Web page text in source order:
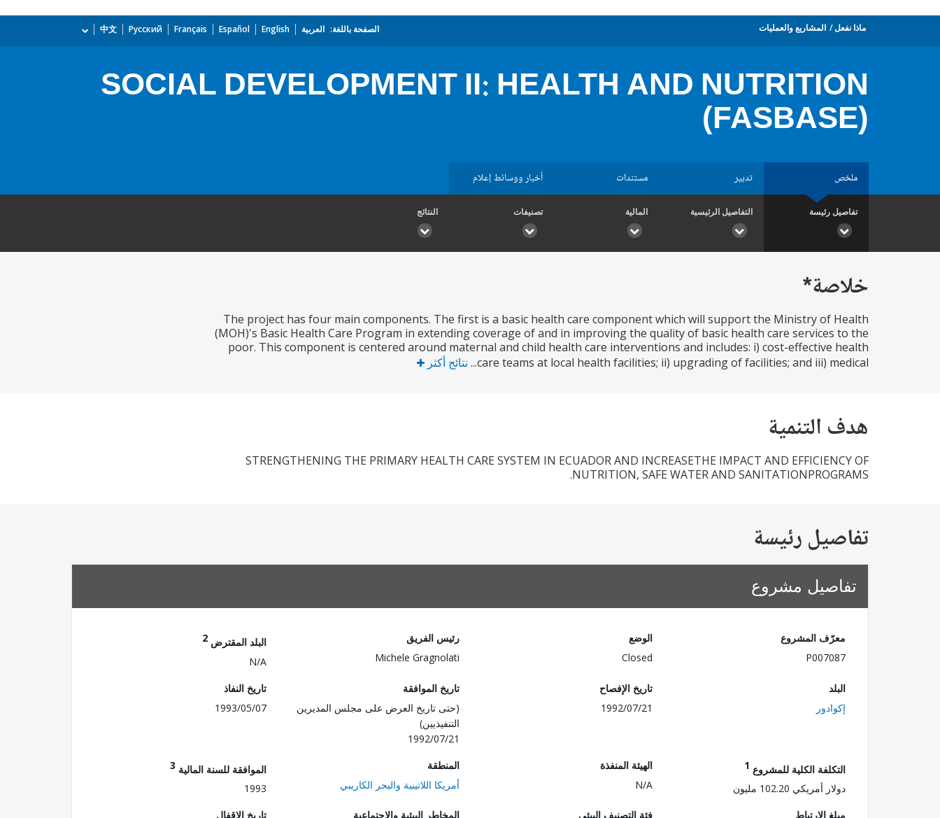
ماذا نفعل المشاريع والعمليات الصفحة باللغة: العربية English
Español
Français
Русский
中文
SOCIAL DEVELOPMENT II: HEALTH AND NUTRITION
(FASBASE)
ملخص تدبير مستندات أخبار ووسائط إعلام
تفاصيل رئيسة التفاصيل الرئيسية المالية تصنيفات النتائج
خلاصة*
The project has four main components. The first is a basic health care component which will support the Ministry of Health
(MOH)'s Basic Health Care Program in extending coverage of and in improving the quality of basic health care services to the
poor. This component is centered around maternal and child health care interventions and includes: i) cost-effective health
care teams at local health facilities; ii) upgrading of facilities; and iii) medical...
نتائج أكثر
هدف التنمية
STRENGTHENING THE PRIMARY HEALTH CARE SYSTEM IN ECUADOR AND INCREASETHE IMPACT AND EFFICIENCY OF
NUTRITION, SAFE WATER AND SANITATIONPROGRAMS.
تفاصيل رئيسة
تفاصيل مشروع
معرّف المشروع
P007087
الوضع
Closed
رئيس الفريق
Michele Gragnolati
البلد المقترض 2
N/A
البلد
إكوادور
تاريخ الإفصاح
1992/07/21
تاريخ الموافقة
(حتى تاريخ العرض على مجلس المديرين
التنفيذيين)
1992/07/21
تاريخ النفاذ
1993/05/07
التكلفة الكلية للمشروع 1
دولار أمريكي 102.20 مليون
الهيئة المنفذة
N/A
المنطقة
أمريكا اللاتينية والبحر الكاريبي
الموافقة للسنة المالية 3
1993
مبلغ الارتباط
فئة التصنيف البيئي
المخاطر البيئية والاجتماعية
تاريخ الإقفال